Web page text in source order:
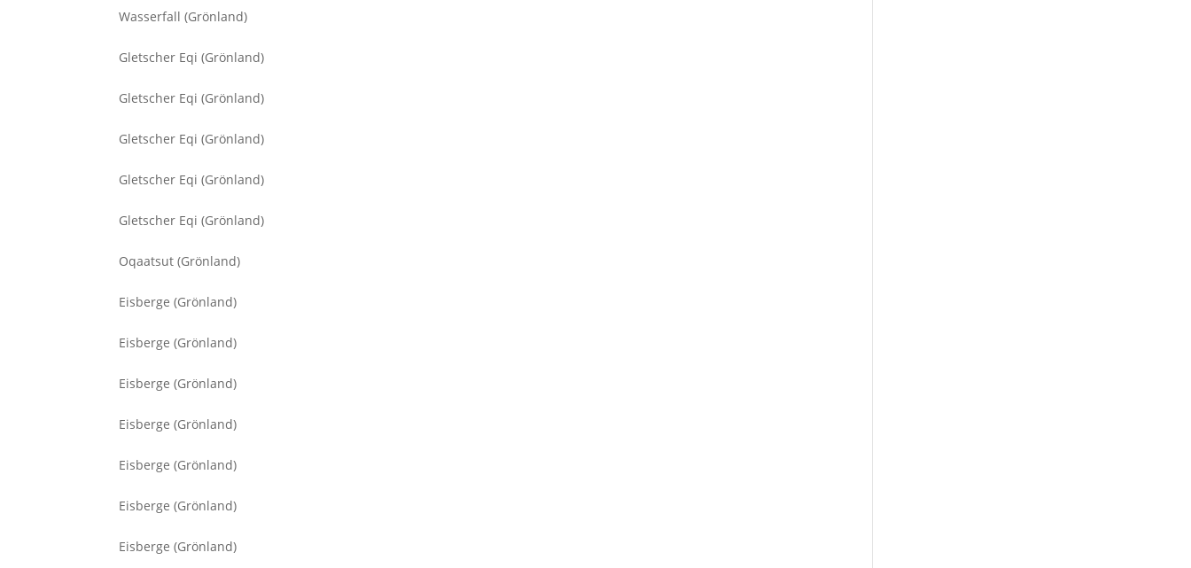
Wasserfall (Grönland)
Gletscher Eqi (Grönland)
Gletscher Eqi (Grönland)
Gletscher Eqi (Grönland)
Gletscher Eqi (Grönland)
Gletscher Eqi (Grönland)
Oqaatsut (Grönland)
Eisberge (Grönland)
Eisberge (Grönland)
Eisberge (Grönland)
Eisberge (Grönland)
Eisberge (Grönland)
Eisberge (Grönland)
Eisberge (Grönland)